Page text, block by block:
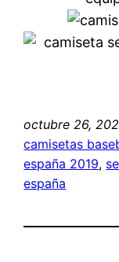
octubre 26,
camisetas
españa 2019,
españa